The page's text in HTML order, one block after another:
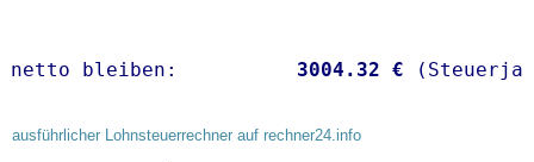
netto bleiben: 3004.32 €
ausführlicher Lohnsteuerrechner auf rechner24.info